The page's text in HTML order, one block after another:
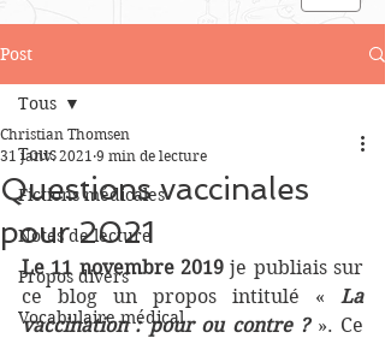
Post
Tous
Fictions médicales
Notes de lecture
Propos divers
Vocabulaire médical
Tous
Questions vaccinales
pour 2021
Christian Thomsen
31 janv. 2021 9 min de lecture
Le 11 novembre 2019 je publiais sur
ce blog un propos intitulé « La
vaccination : pour ou contre ? ». Ce